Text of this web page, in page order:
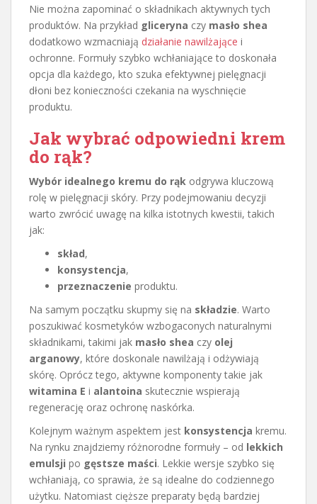
Nie można zapominać o składnikach aktywnych tych
produktów. Na przykład gliceryna czy masło shea
dodatkowo wzmacniają działanie nawilżające i
ochronne. Formuły szybko wchłaniające to doskonała
opcja dla każdego, kto szuka efektywnej pielęgnacji
dłoni bez konieczności czekania na wyschnięcie
produktu.
Jak wybrać odpowiedni krem
do rąk?
Wybór idealnego kremu do rąk odgrywa kluczową
rolę w pielęgnacji skóry. Przy podejmowaniu decyzji
warto zwrócić uwagę na kilka istotnych kwestii, takich
jak:
skład,
konsystencja,
przeznaczenie produktu.
Na samym początku skupmy się na składzie. Warto
poszukiwać kosmetyków wzbogaconych naturalnymi
składnikami, takimi jak masło shea czy olej
arganowy, które doskonale nawilżają i odżywiają
skórę. Oprócz tego, aktywne komponenty takie jak
witamina E i alantoina skutecznie wspierają
regenerację oraz ochronę naskórka.
Kolejnym ważnym aspektem jest konsystencja kremu.
Na rynku znajdziemy różnorodne formuły – od lekkich
emulsji po gęstsze maści. Lekkie wersje szybko się
wchłaniają, co sprawia, że są idealne do codziennego
użytku. Natomiast cięższe preparaty będą bardziej